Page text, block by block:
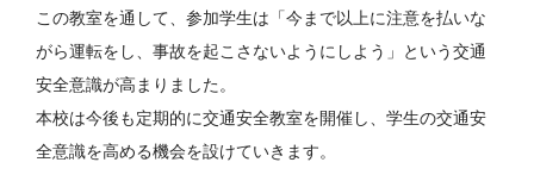
この教室を通して、参加学生は「今まで以上に注意を払いな
がら運転をし、事故を起こさないようにしよう」という交通
安全意識が高まりました。
本校は今後も定期的に交通安全教室を開催し、学生の交通安
全意識を高める機会を設けていきます。